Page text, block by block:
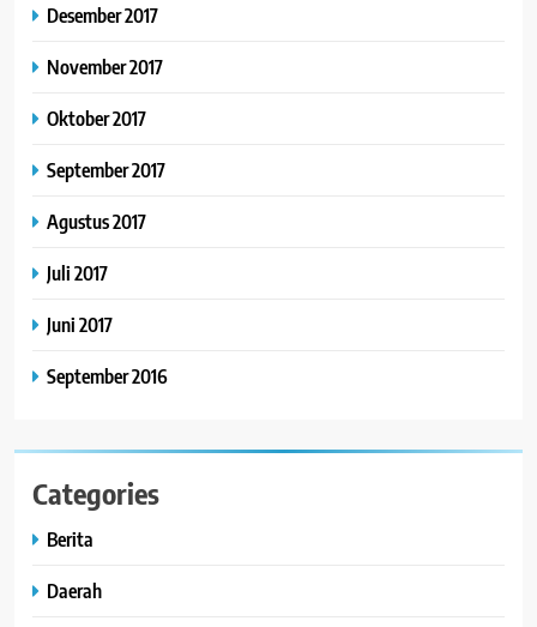
Desember 2017
November 2017
Oktober 2017
September 2017
Agustus 2017
Juli 2017
Juni 2017
September 2016
Categories
Berita
Daerah